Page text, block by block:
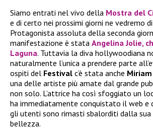
Siamo entrati nel vivo della Mostra del
e di certo nei prossimi giorni ne vedremo
Protagonista assoluta della seconda
manifestazione è stata Angelina Jolie,
Laguna. Tuttavia la diva hollywoodiana
naturalmente l’unica a prendere parte
ospiti del Festival c’è stata anche
una delle artiste più amate dal grande
non solo. L’attrice ha così sfoggiato un
ha immediatamente conquistato il web e
gli utenti sono rimasti sbalorditi dalla sua
bellezza.